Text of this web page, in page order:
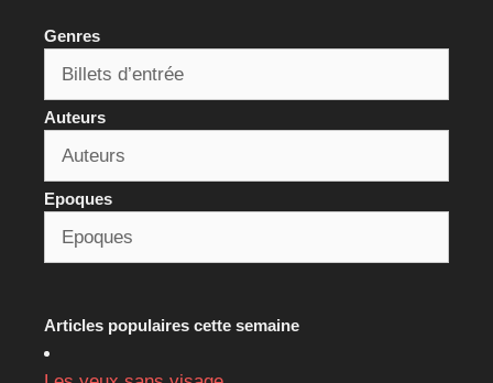
Genres
Auteurs
Epoques
Articles populaires cette semaine